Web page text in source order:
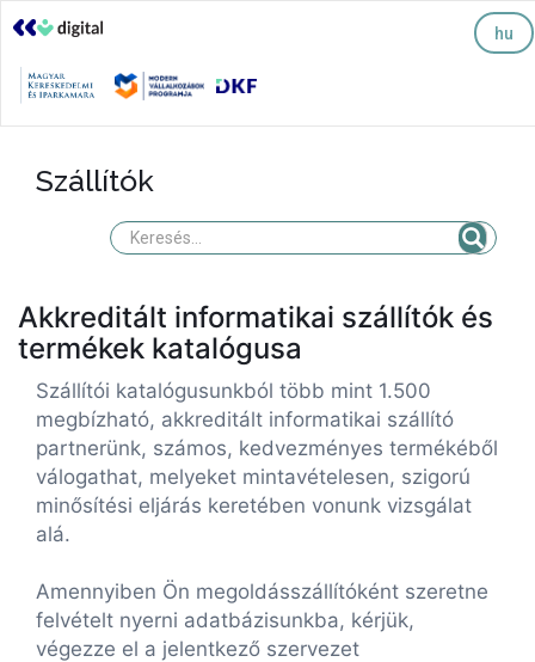
hu
Szállítók
Akkreditált informatikai szállítók és
termékek katalógusa
Szállítói katalógusunkból több mint 1.500
megbízható, akkreditált informatikai szállító
partnerünk, számos, kedvezményes termékéből
válogathat, melyeket mintavételesen, szigorú
minősítési eljárás keretében vonunk vizsgálat
alá.
Amennyiben Ön megoldásszállítóként szeretne
felvételt nyerni adatbázisunkba, kérjük,
végezze el a jelentkező szervezet